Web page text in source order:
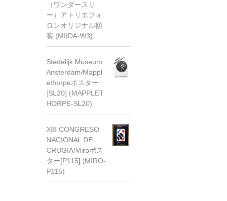
（ワンダースリ
ー）アトリエフォ
ロンオリジナル額
装 (MIIDA-W3)
Stedelijk Museum
Ansterdam/Mappl
ethorpeポスター
[SL20] (MAPPLET
HORPE-SL20)
XIII CONGRESO
NACIONAL DE
CRUGIA/Miroポス
ター[P115] (MIRO-
P115)